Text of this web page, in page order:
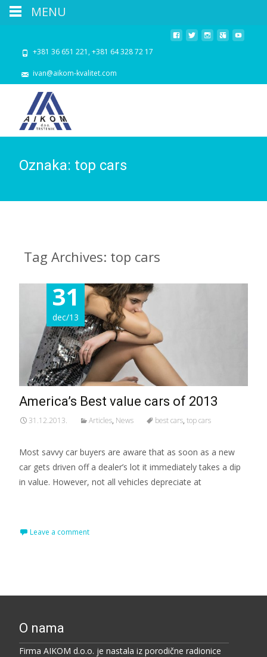
+381 36 651 221, +381 64 328 72 17
ivan@aikom-kvalitet.com
Oznaka: top cars
Tag Archives: top cars
31
dec/13
America’s Best value cars of 2013
31.12.2013. Articles, News best cars, top cars
Most savvy car buyers are aware that as soon as a new
car gets driven off a dealer’s lot it immediately takes a dip
in value. However, not all vehicles depreciate at
Leave a comment
O nama
Firma AIKOM d.o.o. je nastala iz porodične radionice
MENU